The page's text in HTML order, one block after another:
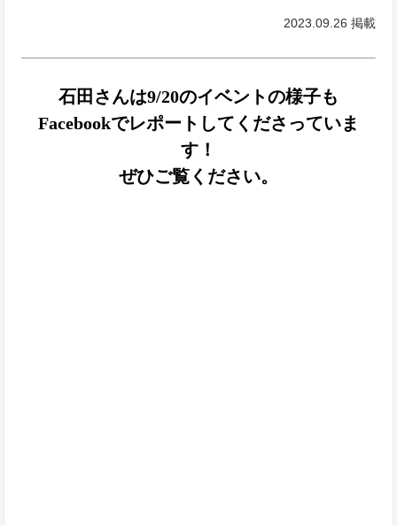
2023.09.26 掲載
石田さんは9/20のイベントの様子も
Facebookでレポートしてくださっていま
す！
ぜひご覧ください。